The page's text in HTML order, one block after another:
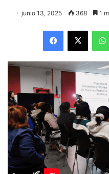
junio 13, 2025 368 1
Facebook
X